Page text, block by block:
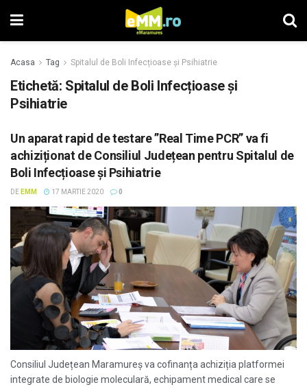
Acasa Tag Spitalul de Boli Infecțioase și Psihiatrie
Etichetă: Spitalul de Boli Infecțioase și
Psihiatrie
Un aparat rapid de testare ”Real Time PCR” va fi
achiziționat de Consiliul Județean pentru Spitalul de
Boli Infecțioase și Psihiatrie
DE EMM 17 MARTIE 2020 0
Consiliul Județean Maramureș va cofinanța achiziția platformei
integrate de biologie moleculară, echipament medical care se